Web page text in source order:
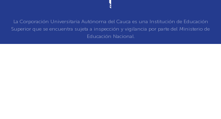
La Corporación Universitaria Autónoma del Cauca es una Institución de Educación
Superior que se encuentra sujeta a inspección y vigilancia por parte del Ministerio de
Educación Nacional.